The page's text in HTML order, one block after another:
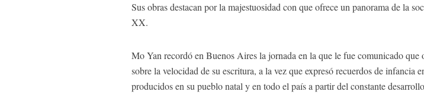
Sus obras destacan por la majestuosidad con que ofrece un panorama de la
XX.
Mo Yan recordó en Buenos Aires la jornada en la que le fue comunicado
sobre la velocidad de su escritura, a la vez que expresó recuerdos de infancia
producidos en su pueblo natal y en todo el país a partir del constante